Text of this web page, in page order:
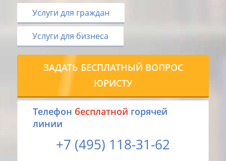
Услуги для граждан
Услуги для бизнеса
ЗАДАТЬ БЕСПЛАТНЫЙ ВОПРОС
ЮРИСТУ
Tелефон бесплатной горячей
линии
+7 (495) 118-31-62